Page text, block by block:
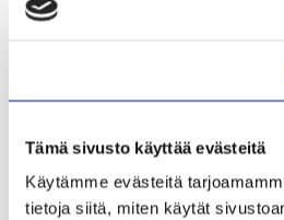
Tämä sivusto käyttää evästeitä
Käytämme evästeitä
tietoja siitä, miten käytät